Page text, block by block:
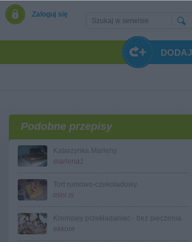
Zaloguj się
DODAJ
Podobne przepisy
Katarzynka Marleny
marlena1
Tort rumowo-czekoladowy
mini.is
Kremowy przekładaniec - bez pieczenia
ekkore